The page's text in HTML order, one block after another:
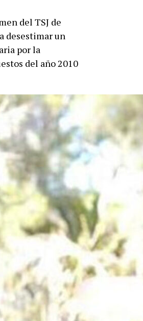
del TSJ de
desestimar un
por la
del año 2010